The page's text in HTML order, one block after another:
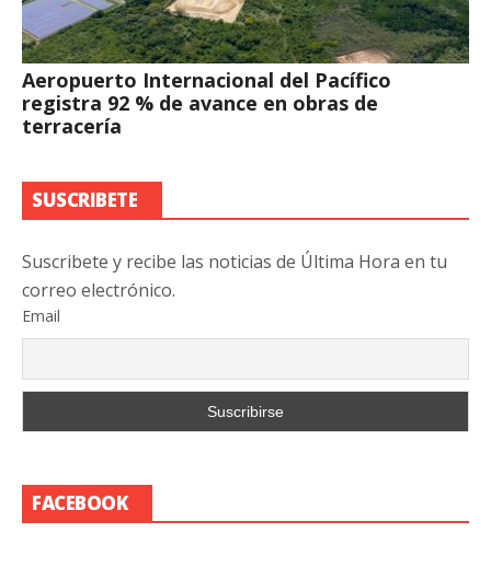
Aeropuerto Internacional del Pacífico
registra 92 % de avance en obras de
terracería
SUSCRIBETE
Suscribete y recibe las noticias de Última Hora en tu
correo electrónico.
Email
FACEBOOK